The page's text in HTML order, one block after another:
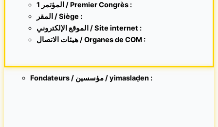
1 المؤتمر / Premier Congrès :
المقر /Siège :
الموقع الإلكتروني /Site internet:
هيئات الاتصال / Organes de COM :
Fondateurs / مؤسسين / yimaslaḍen :